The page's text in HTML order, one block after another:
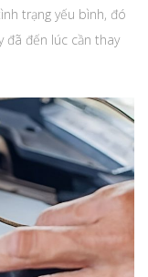
trạng yếu bình, đó
đã đến lúc cần thay